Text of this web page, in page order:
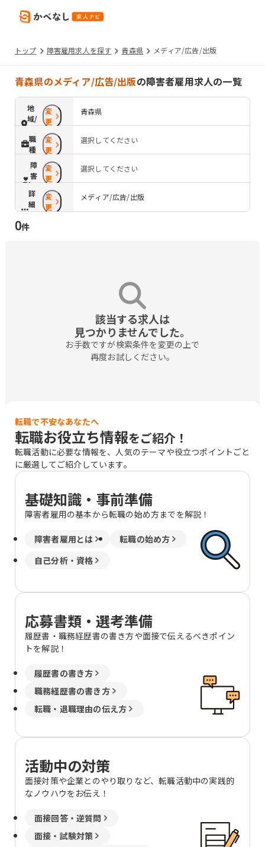
トップ 障害雇用求人を探す 青森県 メディア/広告/出版
青森県のメディア/広告/出版の障害者雇用求人の一覧
地
域/
路
線
変
更
青森県
職
種
変
更
選択してください
障
害
配
慮
変
更
選択してください
詳
細
条
件
変
更
メディア/広告/出版
0件
該当する求人は
見つかりませんでした。
お手数ですが検索条件を変更の上で
再度お試しください。
転職で不安なあなたへ
転職お役立ち情報をご紹介！
転職活動に必要な情報を、人気のテーマや役立つポイントごと
に厳選してご紹介しています。
基礎知識・事前準備
障害者雇用の基本から転職の始め方までを解説！
障害者雇用とは
転職の始め方
自己分析・資格
応募書類・選考準備
履歴書・職務経歴書の書き方や面接で伝えるべきポイン
トを解説！
履歴書の書き方
職務経歴書の書き方
転職・退職理由の伝え方
活動中の対策
面接対策や企業とのやり取りなど、転職活動中の実践的
なノウハウをお伝え！
面接回答・逆質問
面接・試験対策